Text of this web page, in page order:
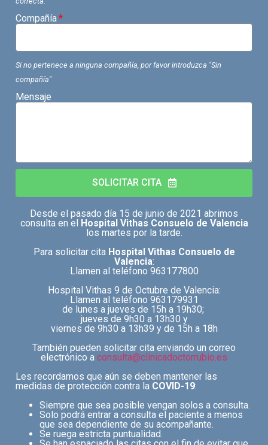
Compañía
Si no pertenece a ninguna compañía, por favor introduzca "Sin
compañía"
Mensaje
SOLICITAR CITA
Desde el pasado día 15 de junio de 2021 abrimos
consulta en el Hospital Vithas Consuelo de Valencia
los martes por la tarde.
Para solicitar cita Hospital Vithas Consuelo de
Valencia:
Llamen al teléfono 963177800
Hospital Vithas 9 de Octubre de Valencia:
Llamen al teléfono 963179931
de lunes a jueves de 15h a 19h30;
jueves de 9h30 a 13h30 y
viernes de 9h30 a 13h39 y de 15h a 18h
También pueden solicitar cita enviando un correo
electrónico a consulta@clinicadoctorrubio.es
Les recordamos que aún se deben mantener las
medidas de protección contra la COVID-19:
Siempre que sea posible vengan solos a consulta.
Solo podrá entrar a consulta el paciente a menos
que sea dependiente de su acompañante.
Se ruega estricta puntualidad.